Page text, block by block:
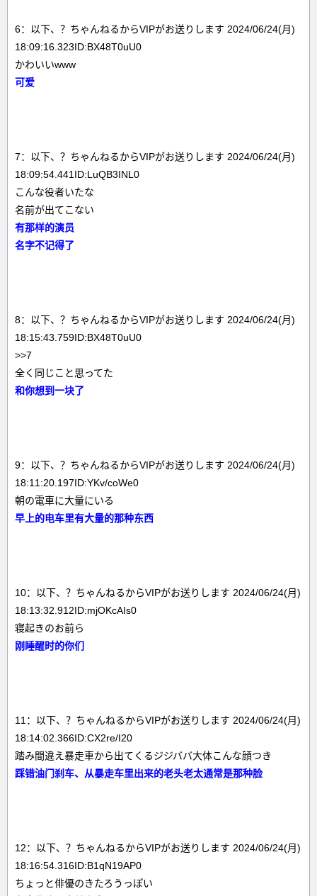
6：以下、？ちゃんねるからVIPがお送りします 2024/06/24(月)
18:09:16.323ID:BX48T0uU0
かわいいwww
可爱
7：以下、？ちゃんねるからVIPがお送りします 2024/06/24(月)
18:09:54.441ID:LuQB3INL0
こんな役者いたな
名前が出てこない
有那样的演员
名字不记得了
8：以下、？ちゃんねるからVIPがお送りします 2024/06/24(月)
18:15:43.759ID:BX48T0uU0
>>7
全く同じこと思ってた
和你想到一块了
9：以下、？ちゃんねるからVIPがお送りします 2024/06/24(月)
18:11:20.197ID:YKv/coWe0
朝の電車に大量にいる
早上的电车里有大量的那种东西
10：以下、？ちゃんねるからVIPがお送りします 2024/06/24(月)
18:13:32.912ID:mjOKcAIs0
寝起きのお前ら
刚睡醒时的你们
11：以下、？ちゃんねるからVIPがお送りします 2024/06/24(月)
18:14:02.366ID:CX2re/I20
踏み間違え暴走車から出てくるジジババ大体こんな顔つき
踩错油门刹车、从暴走车里出来的老头老太通常是那种脸
12：以下、？ちゃんねるからVIPがお送りします 2024/06/24(月)
18:16:54.316ID:B1qN19AP0
ちょっと俳優のきたろうっぽい